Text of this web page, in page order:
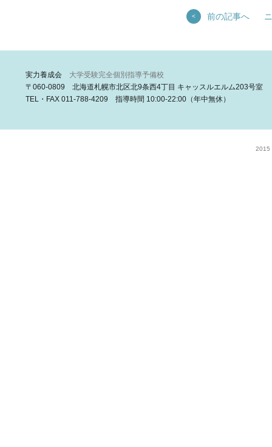
< 前の記事へ
実力養成会 大学受験完全個別指導予備校
〒060-0809 北海道札幌市北区北9条西4丁目 キャッスルエルム203号室
TEL・FAX 011-788-4209 指導時間 10:00-22:00（年中無休）
2015